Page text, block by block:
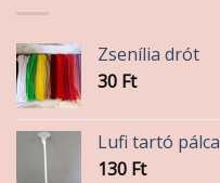
Zsenília drót
30 Ft
Lufi tartó pálca
130 Ft